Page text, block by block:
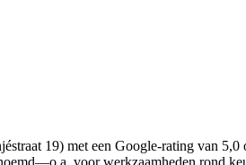
19) met een Google-rating van
voor werkzaamheden rond